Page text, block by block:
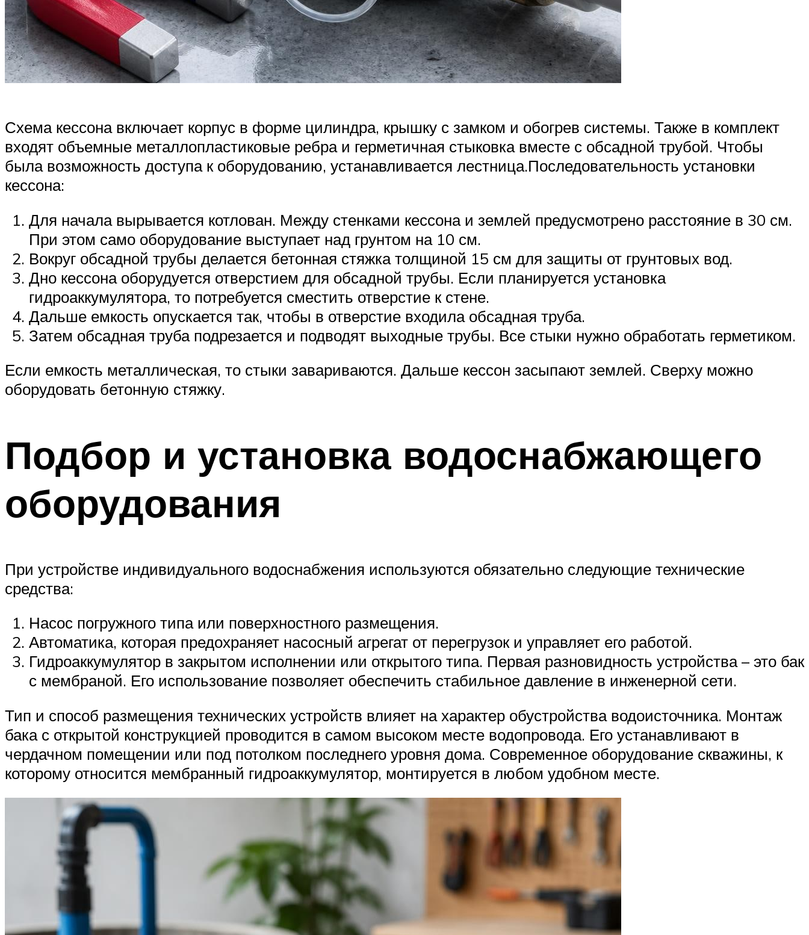
Схема кессона включает корпус в форме цилиндра, крышку с замком и обогрев системы. Также в комплект
входят объемные металлопластиковые ребра и герметичная стыковка вместе с обсадной трубой. Чтобы
была возможность доступа к оборудованию, устанавливается лестница.Последовательность установки
кессона:
Для начала вырывается котлован. Между стенками кессона и землей предусмотрено расстояние в 30 см.
При этом само оборудование выступает над грунтом на 10 см.
Вокруг обсадной трубы делается бетонная стяжка толщиной 15 см для защиты от грунтовых вод.
Дно кессона оборудуется отверстием для обсадной трубы. Если планируется установка
гидроаккумулятора, то потребуется сместить отверстие к стене.
Дальше емкость опускается так, чтобы в отверстие входила обсадная труба.
Затем обсадная труба подрезается и подводят выходные трубы. Все стыки нужно обработать герметиком.
Если емкость металлическая, то стыки завариваются. Дальше кессон засыпают землей. Сверху можно
оборудовать бетонную стяжку.
Подбор и установка водоснабжающего
оборудования
При устройстве индивидуального водоснабжения используются обязательно следующие технические
средства:
Насос погружного типа или поверхностного размещения.
Автоматика, которая предохраняет насосный агрегат от перегрузок и управляет его работой.
Гидроаккумулятор в закрытом исполнении или открытого типа. Первая разновидность устройства – это бак
с мембраной. Его использование позволяет обеспечить стабильное давление в инженерной сети.
Тип и способ размещения технических устройств влияет на характер обустройства водоисточника. Монтаж
бака с открытой конструкцией проводится в самом высоком месте водопровода. Его устанавливают в
чердачном помещении или под потолком последнего уровня дома. Современное оборудование скважины, к
которому относится мембранный гидроаккумулятор, монтируется в любом удобном месте.